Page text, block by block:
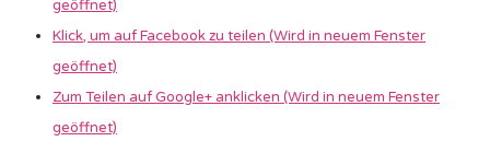
geöffnet)
Klick, um auf Facebook zu teilen (Wird in neuem Fenster
geöffnet)
Zum Teilen auf Google+ anklicken (Wird in neuem Fenster
geöffnet)